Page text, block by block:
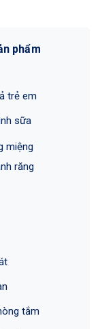
phẩm
trẻ em
sữa
miệng
răng
tắm